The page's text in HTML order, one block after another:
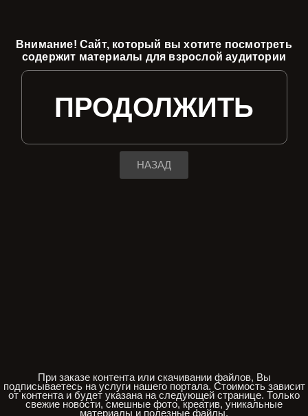
Внимание! Сайт, который вы хотите посмотреть
содержит материалы для взрослой аудитории
ПРОДОЛЖИТЬ
НАЗАД
При заказе контента или скачивании файлов, Вы
подписываетесь на услуги нашего портала. Стоимость зависит
от контента и будет указана на следующей странице. Только
свежие новости, смешные фото, креатив, уникальные
материалы и полезные файлы.